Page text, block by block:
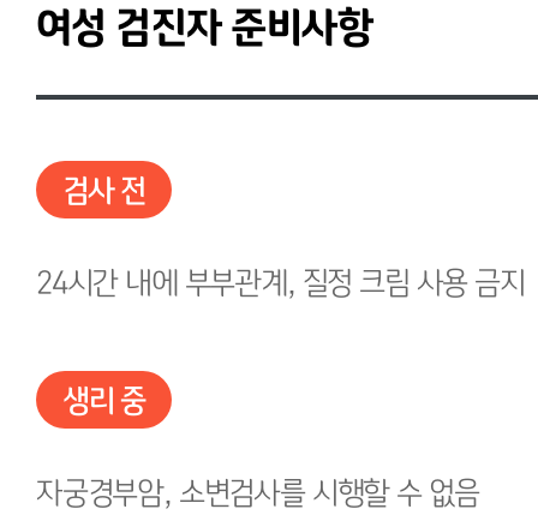
여성 검진자 준비사항
검사 전
24시간 내에 부부관계, 질정 크림 사용 금지
생리 중
자궁경부암, 소변검사를 시행할 수 없음